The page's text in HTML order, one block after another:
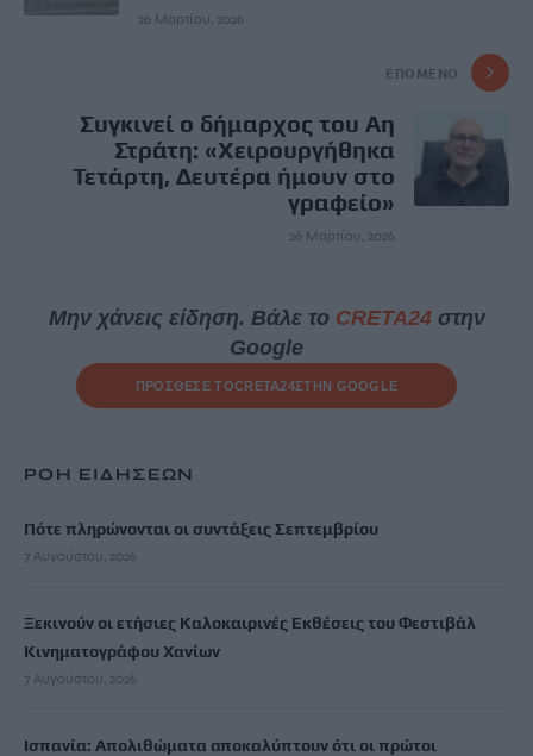
26 Μαρτίου, 2026
ΕΠΌΜΕΝΟ
Συγκινεί ο δήμαρχος του Αη
Στράτη: «Χειρουργήθηκα
Τετάρτη, Δευτέρα ήμουν στο
γραφείο»
26 Μαρτίου, 2026
Μην χάνεις είδηση. Βάλε το CRETA24στην
Google
ΠΡΟΣΘΕΣΕ ΤΟCRETA24ΣΤΗΝ GOOGLE
ΡΟΗ ΕΙΔΗΣΕΩΝ
Πότε πληρώνονται οι συντάξεις Σεπτεμβρίου
7 Αυγούστου, 2026
Ξεκινούν οι ετήσιες Καλοκαιρινές Εκθέσεις του Φεστιβάλ
Κινηματογράφου Χανίων
7 Αυγούστου, 2026
Ισπανία: Απολιθώματα αποκαλύπτουν ότι οι πρώτοι